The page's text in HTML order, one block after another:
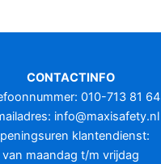
variaties.
optie
gekozen
worden
op
CONTACTINFO
010-713 81 64
info@maxisafety.nl
klantendienst:
van maandag t/m vrijdag